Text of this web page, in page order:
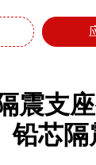
震支
铅芯隔